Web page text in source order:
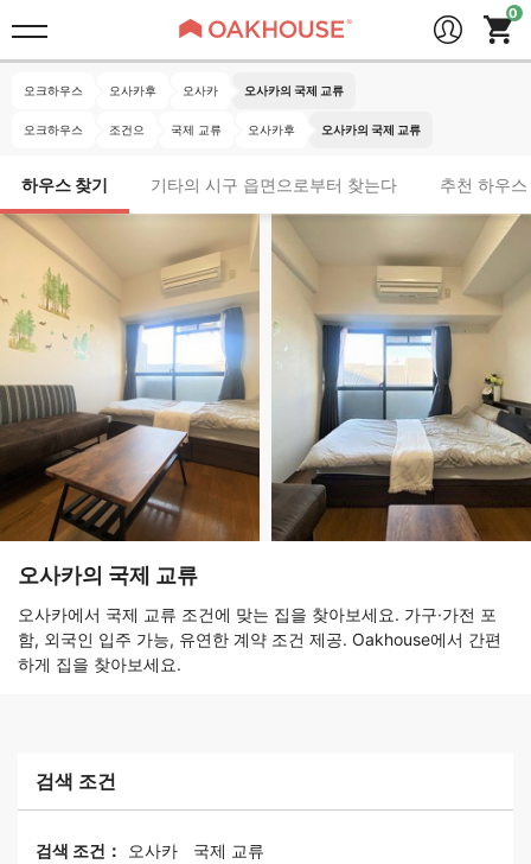
오크하우스 오사카후 오사카 오사카의 국제 교류
오크하우스 조건으 국제 교류 오사카후 오사카의 국제 교류
하우스 찾기 기타의 시구 읍면으로부터 찾는다 추천 하우스
오사카의 국제 교류
오사카에서 국제 교류 조건에 맞는 집을 찾아보세요. 가구·가전 포
함, 외국인 입주 가능, 유연한 계약 조건 제공. Oakhouse에서 간편
하게 집을 찾아보세요.
검색 조건
검색 조건： 오사카 국제 교류